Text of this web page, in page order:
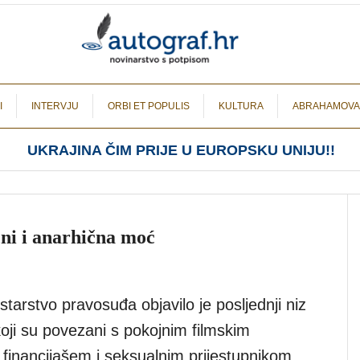
INTERVJU ORBI ET POPULIS KULTURA
UKRAJINA ČIM PRIJE U EUROPSKU UNIJU!!
i anarhična moć
pravosuđa objavilo je posljednji niz
su povezani s pokojnim filmskim
i seksualnim prijestupnikom